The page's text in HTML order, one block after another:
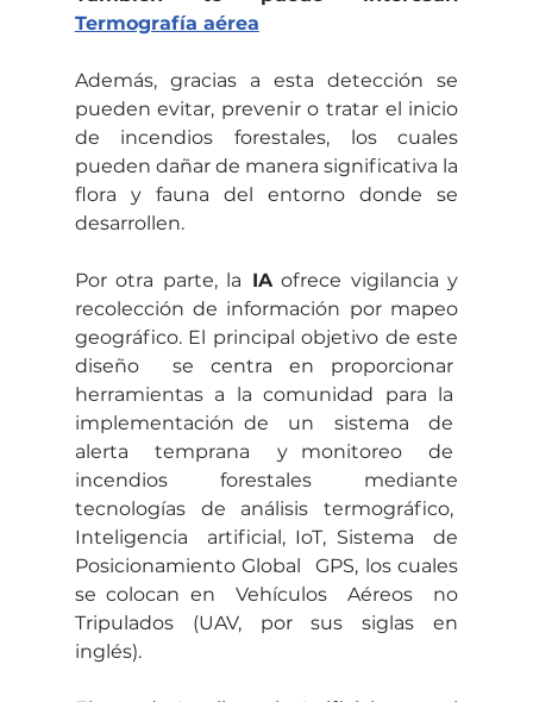
Termografía aérea
Además, gracias a esta detección se
pueden evitar, prevenir o tratar el inicio
de incendios forestales, los cuales
pueden dañar de manera significativa la
flora y fauna del entorno donde se
desarrollen.
Por otra parte, la IA ofrece vigilancia y
recolección de información por mapeo
geográfico. El principal objetivo de este
diseño  se centra en proporcionar
herramientas a la comunidad para la
implementación de  un  sistema  de
alerta  temprana  y monitoreo  de
incendios  forestales  mediante
tecnologías de análisis termográfico,
Inteligencia  artificial, IoT, Sistema  de
Posicionamiento Global  GPS, los cuales
se colocan en  Vehículos  Aéreos  no
Tripulados (UAV, por sus siglas en
inglés).